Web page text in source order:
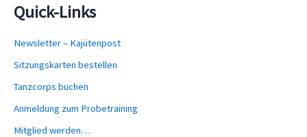
h
e
n
Quick-Links
Newsletter – Kajütenpost
Sitzungskarten bestellen
Tanzcorps buchen
Anmeldung zum Probetraining
Mitglied werden…